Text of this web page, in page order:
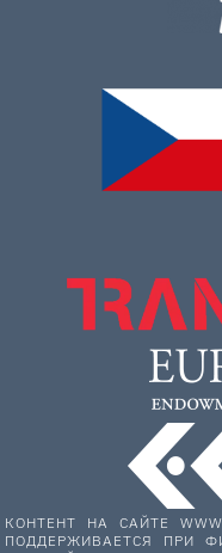
КОНТЕНТ НА САЙТЕ
ПОДДЕРЖИВАЕТСЯ ПРИ